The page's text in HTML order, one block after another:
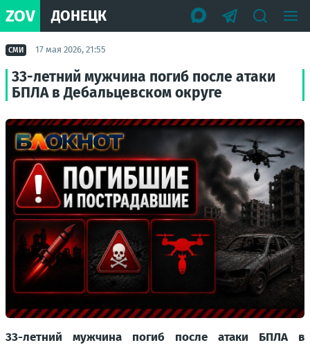
ZOV ДОНЕЦК
СМИ 17 мая 2026, 21:55
33-летний мужчина погиб после атаки
БПЛА в Дебальцевском округе
33-летний мужчина погиб после атаки БПЛА в